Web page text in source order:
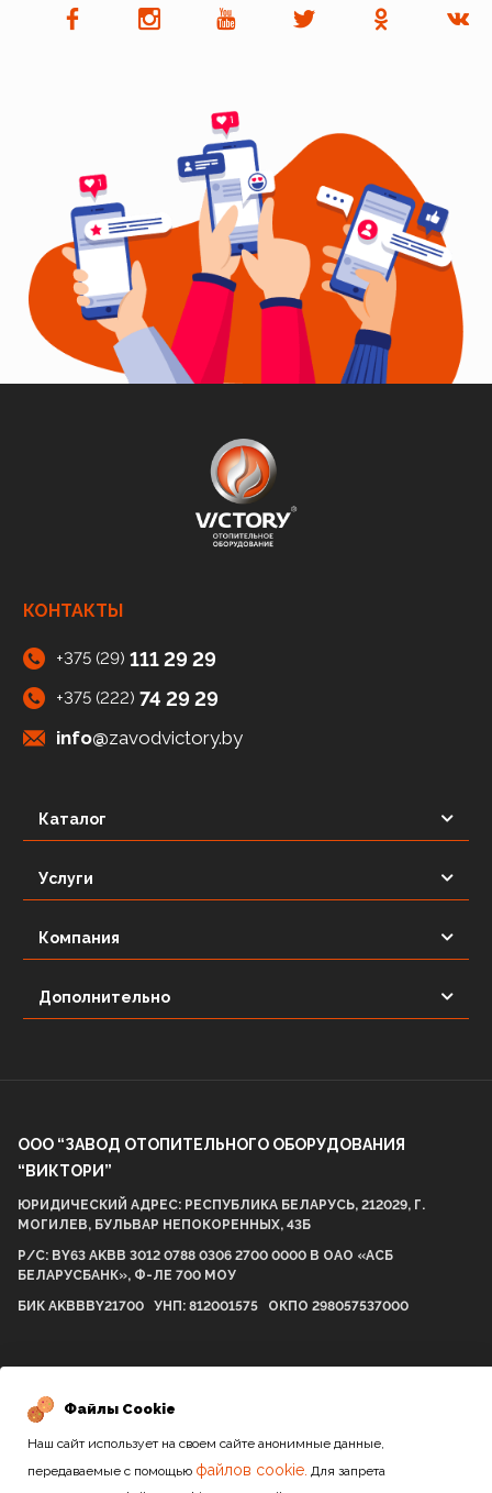
Каталог
Услуги
Компания
Дополнительно
КОНТАКТЫ
+375 (29) 111 29 29
+375 (222) 74 29 29
info@zavodvictory.by
ООО “ЗАВОД ОТОПИТЕЛЬНОГО ОБОРУДОВАНИЯ
“ВИКТОРИ”
ЮРИДИЧЕСКИЙ АДРЕС: РЕСПУБЛИКА БЕЛАРУСЬ, 212029, Г.
МОГИЛЕВ, БУЛЬВАР НЕПОКОРЕННЫХ, 43Б
Р/С: BY63 AKBB 3012 0788 0306 2700 0000 В ОАО «АСБ
БЕЛАРУСБАНК», Ф-ЛЕ 700 МОУ
БИК AKBBBY21700 УНП: 812001575 ОКПО 298057537000
Сайт разработан студией
Файлы Cookie
Наш сайт использует на своем сайте анонимные данные,
передаваемые с помощью файлов cookie. Для запрета